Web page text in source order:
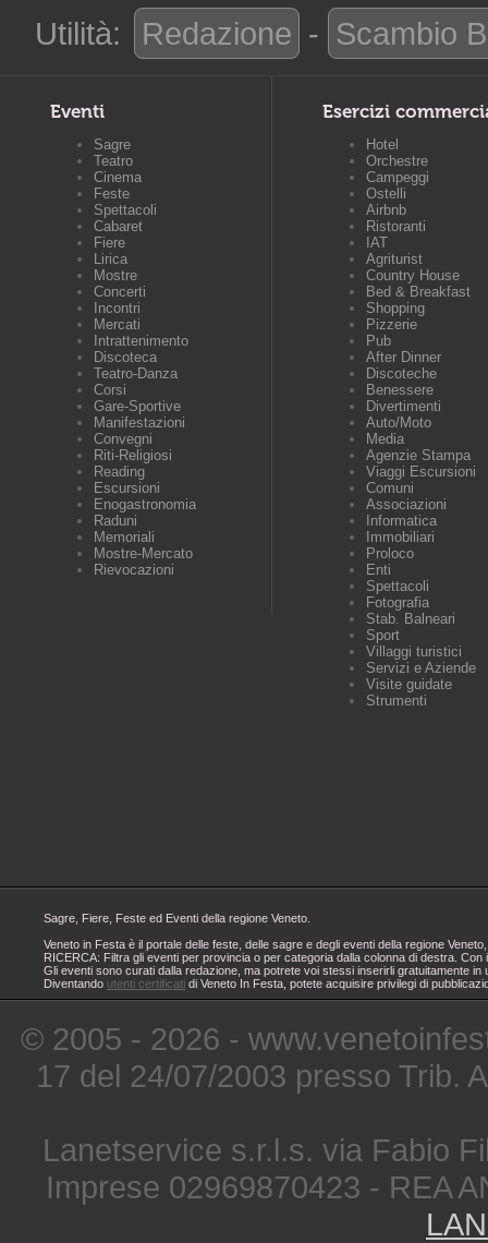
Utilità:
Redazione - Scambio
Eventi
Sagre
Teatro
Cinema
Feste
Spettacoli
Cabaret
Fiere
Lirica
Mostre
Concerti
Incontri
Mercati
Intrattenimento
Discoteca
Teatro-Danza
Corsi
Gare-Sportive
Manifestazioni
Convegni
Riti-Religiosi
Reading
Escursioni
Enogastronomia
Raduni
Memoriali
Mostre-Mercato
Rievocazioni
Esercizi
Hotel
Orchestre
Campeggi
Ostelli
Airbnb
Ristoranti
IAT
Agriturist
Country House
Bed & Breakfast
Shopping
Pizzerie
Pub
After Dinner
Discoteche
Benessere
Divertimenti
Auto/Moto
Media
Agenzie Stampa
Viaggi Escursioni
Comuni
Associazioni
Informatica
Immobiliari
Proloco
Enti
Spettacoli
Fotografia
Stab. Balneari
Sport
Villaggi turistici
Servizi e Aziende
Visite guidate
Strumenti
Sagre, Fiere, Feste ed Eventi della regione Veneto.
Veneto in Festa è il portale delle feste, delle sagre e degli eventi della regione
RICERCA: Filtra gli eventi per provincia o per categoria dalla colonna di destra.
Gli eventi sono curati dalla redazione, ma potrete voi stessi inserirli gratuitamente
Diventando utenti certificati di Veneto In Festa, potete acquisire privilegi di
© 2005 - 2026 -
17 del 24/07/2003 presso Trib.
Lanetservice s.r.l.s. via Fabio
Imprese 02969870423 - REA